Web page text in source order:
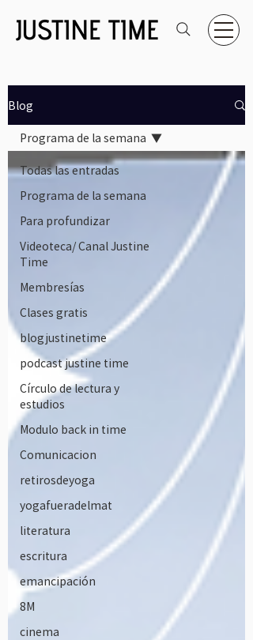
Blog
Todas las entradas
Programa de la semana
Para profundizar
Videoteca/ Canal Justine
Time
Membresías
Clases gratis
blogjustinetime
podcast justine time
Círculo de lectura y
estudios
Modulo back in time
Comunicacion
retirosdeyoga
yogafueradelmat
literatura
escritura
emancipación
8M
cinema
Programa de la semana